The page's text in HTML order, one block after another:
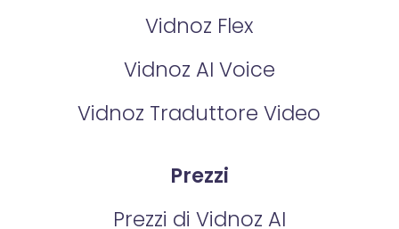
Vidnoz Flex
Vidnoz AI Voice
Vidnoz Traduttore Video
Prezzi
Prezzi di Vidnoz AI